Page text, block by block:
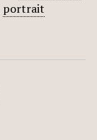
portrait